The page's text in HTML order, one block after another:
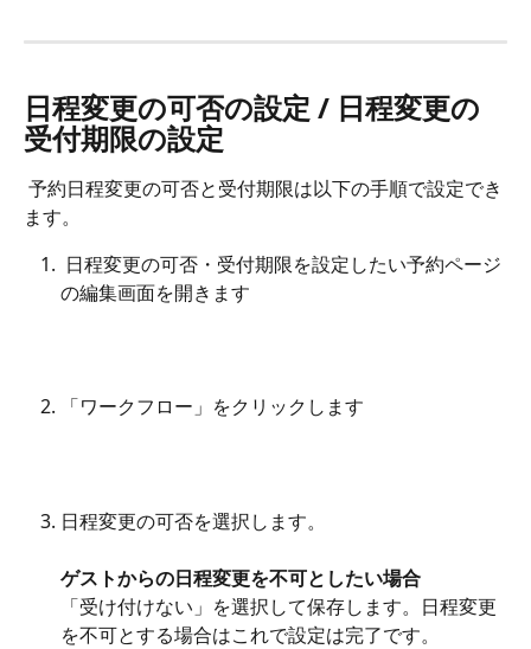
日程変更の可否の設定 / 日程変更の
受付期限の設定
ます。
の編集画面を開きます
「ワークフロー」をクリックします
日程変更の可否を選択します。
ゲストからの日程変更を不可としたい場合
「受け付けない」を選択して保存します。日程変更
を不可とする場合はこれで設定は完了です。